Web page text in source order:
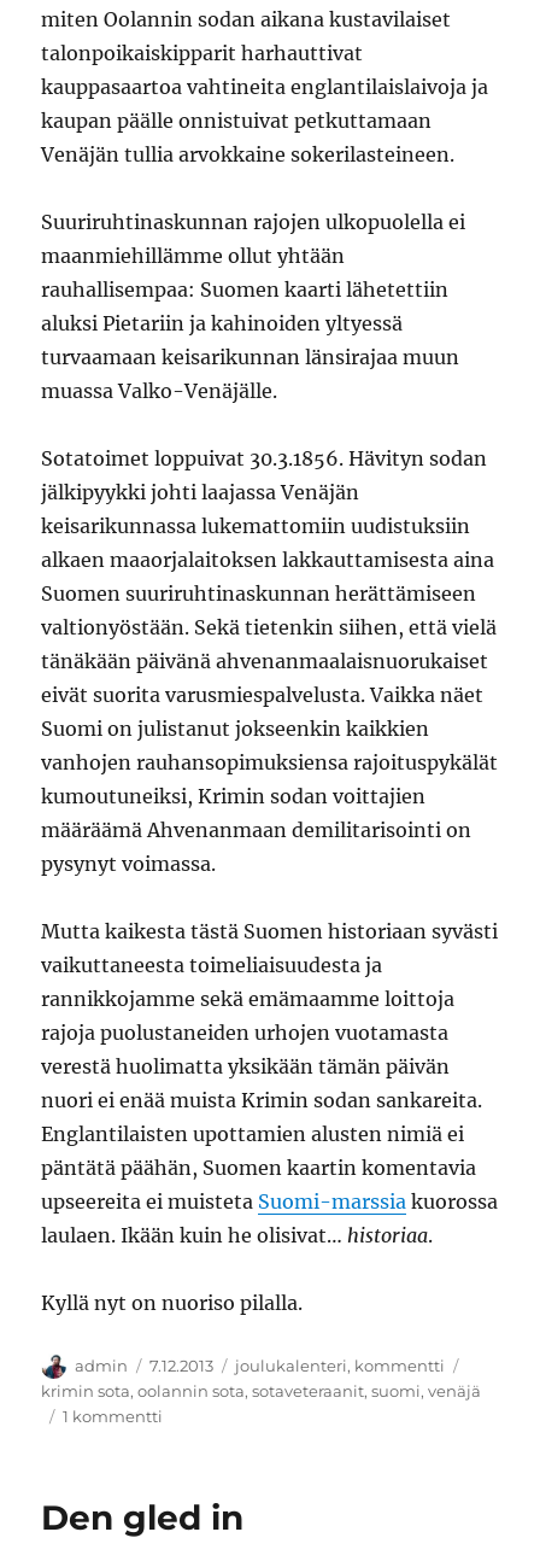
miten Oolannin sodan aikana kustavilaiset
talonpoikaiskipparit harhauttivat
kauppasaartoa vahtineita englantilaislaivoja ja
kaupan päälle onnistuivat petkuttamaan
Venäjän tullia arvokkaine sokerilasteineen.
Suuriruhtinaskunnan rajojen ulkopuolella ei
maanmiehillämme ollut yhtään
rauhallisempaa: Suomen kaarti lähetettiin
aluksi Pietariin ja kahinoiden yltyessä
turvaamaan keisarikunnan länsirajaa muun
muassa Valko-Venäjälle.
Sotatoimet loppuivat 30.3.1856. Hävityn sodan
jälkipyykki johti laajassa Venäjän
keisarikunnassa lukemattomiin uudistuksiin
alkaen maaorjalaitoksen lakkauttamisesta aina
Suomen suuriruhtinaskunnan herättämiseen
valtionyöstään. Sekä tietenkin siihen, että vielä
tänäkään päivänä ahvenanmaalaisnuorukaiset
eivät suorita varusmiespalvelusta. Vaikka näet
Suomi on julistanut jokseenkin kaikkien
vanhojen rauhansopimuksiensa rajoituspykälät
kumoutuneiksi, Krimin sodan voittajien
määräämä Ahvenanmaan demilitarisointi on
pysynyt voimassa.
Mutta kaikesta tästä Suomen historiaan syvästi
vaikuttaneesta toimeliaisuudesta ja
rannikkojamme sekä emämaamme loittoja
rajoja puolustaneiden urhojen vuotamasta
verestä huolimatta yksikään tämän päivän
nuori ei enää muista Krimin sodan sankareita.
Englantilaisten upottamien alusten nimiä ei
päntätä päähän, Suomen kaartin komentavia
upseereita ei muisteta Suomi-marssia kuorossa
laulaen. Ikään kuin he olisivat…historiaa.
Kyllä nyt on nuoriso pilalla.
Kirjoittaja
admin Julkaistu
7.12.2013 Kategoriat
joulukalenteri, kommentti
krimin sota,oolannin sota,sotaveteraanit,suomi,venäjä
1 kommentti
tapoja
Den gled in